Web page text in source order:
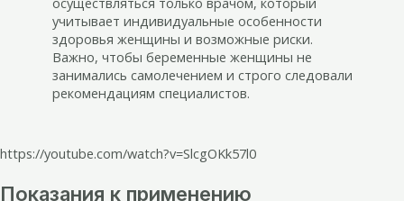
учитывает индивидуальные особенности
здоровья женщины и возможные риски.
Важно, чтобы беременные женщины не
занимались самолечением и строго следовали
рекомендациям специалистов.
https://youtube.com/watch?v=SlcgOKk57l0
Показания к применению